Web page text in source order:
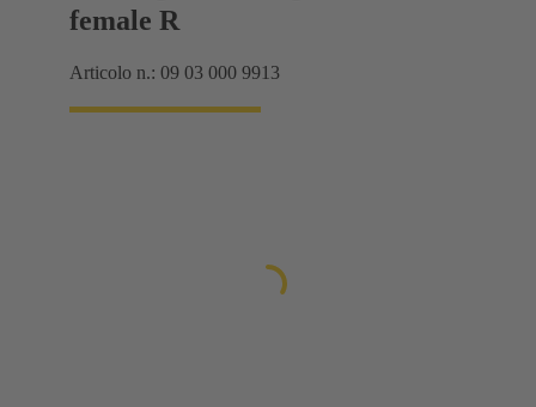
female R
Articolo n.: 09 03 000 9913